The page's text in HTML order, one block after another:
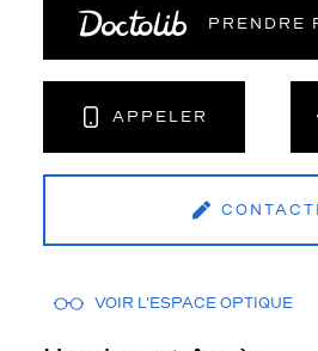
PRENDRE
APPELER
VOIR L'ESPACE OPTIQUE